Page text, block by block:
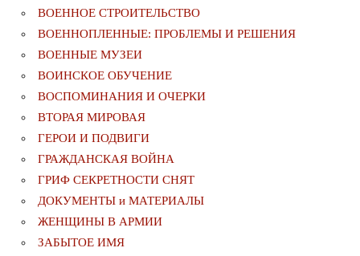
ВОЕННОЕ СТРОИТЕЛЬСТВО
ВОЕННОПЛЕННЫЕ: ПРОБЛЕМЫ И РЕШЕНИЯ
ВОЕННЫЕ МУЗЕИ
ВОИНСКОЕ ОБУЧЕНИЕ
ВОСПОМИНАНИЯ И ОЧЕРКИ
ВТОРАЯ МИРОВАЯ
ГЕРОИ И ПОДВИГИ
ГРАЖДАНСКАЯ ВОЙНА
ГРИФ СЕКРЕТНОСТИ СНЯТ
ДОКУМЕНТЫ и МАТЕРИАЛЫ
ЖЕНЩИНЫ В АРМИИ
ЗАБЫТОЕ ИМЯ